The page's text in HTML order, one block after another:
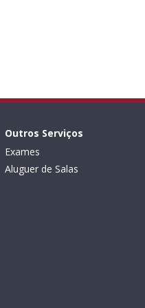
Outros Serviços
Exames
Aluguer de Salas